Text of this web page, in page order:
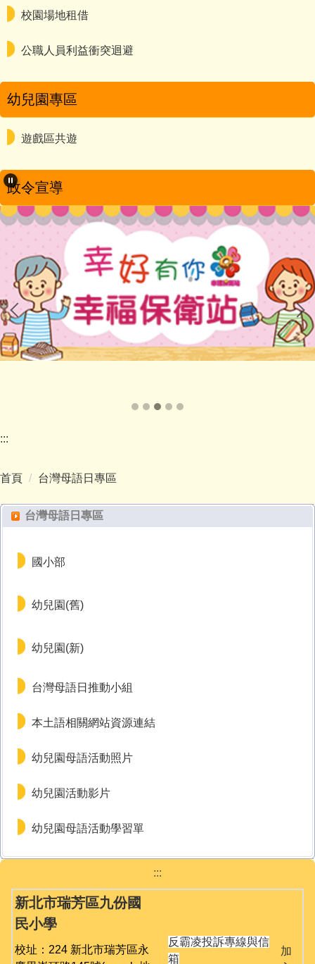
校園場地租借
公職人員利益衝突迴避
幼兒園專區
遊戲區共遊
政令宣導
:::
首頁 台灣母語日專區
台灣母語日專區
國小部
幼兒園(舊)
幼兒園(新)
台灣母語日推動小組
本土語相關網站資源連結
幼兒園母語活動照片
幼兒園活動影片
幼兒園母語活動學習單
:::
新北市瑞芳區九份國
民小學
校址：224 新北市瑞芳區永
反霸凌投訴專線與信
箱
加